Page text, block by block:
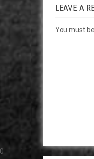
LEAVE A
You must be
0